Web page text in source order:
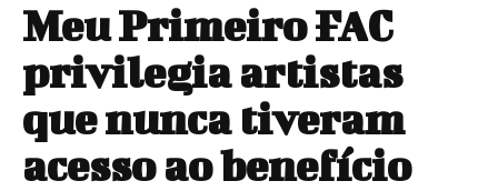
Meu Primeiro FAC
privilegia artistas
que nunca tiveram
acesso ao benefício